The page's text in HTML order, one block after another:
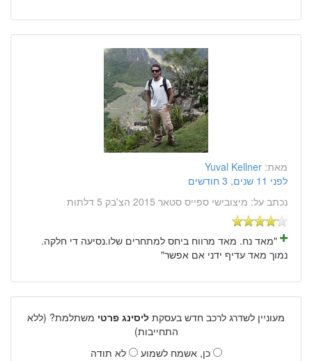
מאת: Yuval Kellner
לפני 11 שנים, 3 חודשים
נכתב על: מיצובישי ספייס סטאר 2015 הצ'בק 5 דלתות
"מאד נח. מאד מרווח ביחס למתחרים שלו.נסיעה די חלקה.
נמוך מאד עדיף ידני אם אפשר"
מעוניין לשדרג לרכב חדש בעסקת ליסינג פרטי משתלמת? (ללא
התחייבות)
כן, אשמח לשמוע
לא תודה